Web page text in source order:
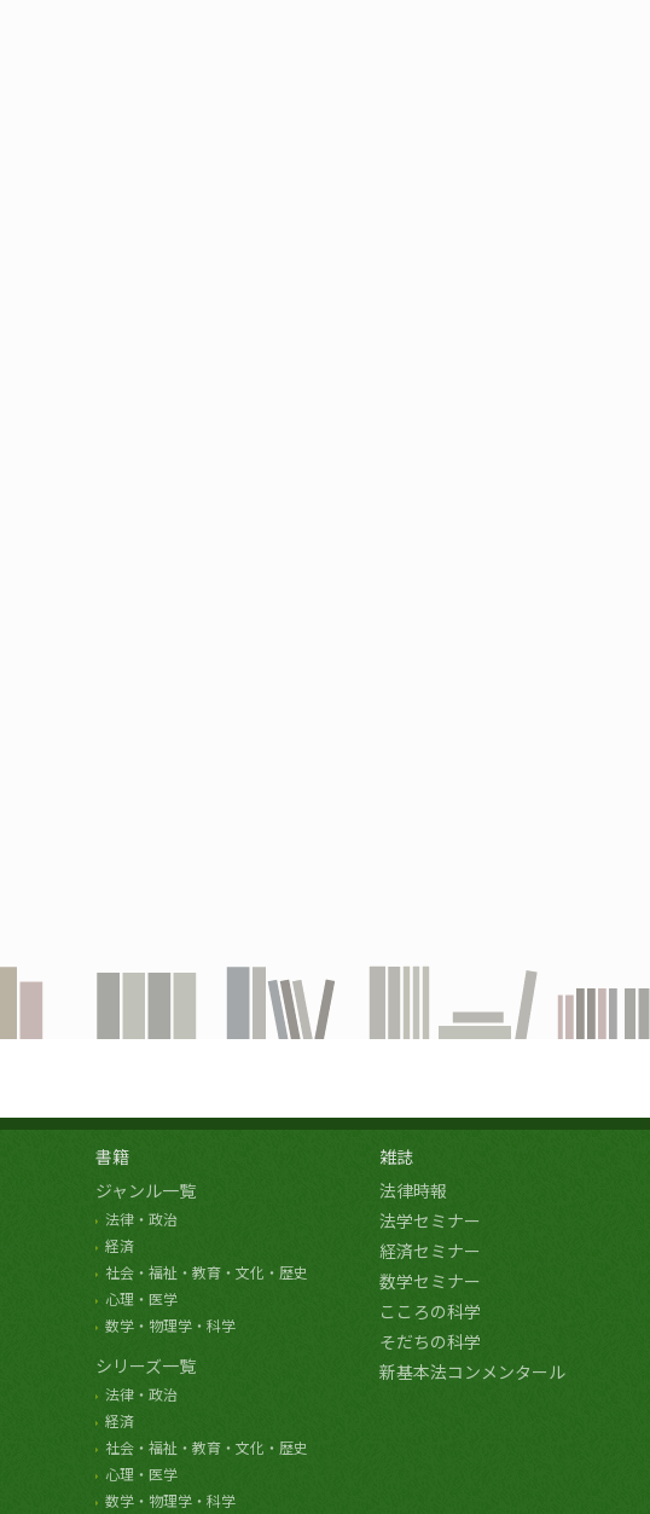
書籍
ジャンル一覧
法律・政治
経済
社会・福祉・教育・文化・歴史
心理・医学
数学・物理学・科学
シリーズ一覧
法律・政治
経済
社会・福祉・教育・文化・歴史
心理・医学
数学・物理学・科学
雑誌
法律時報
法学セミナー
経済セミナー
数学セミナー
こころの科学
そだちの科学
新基本法コンメンタール